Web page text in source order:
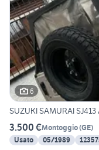
6
SUZUKI SAMURAI SJ413
3.500 €Montoggio(GE)
Usato
05/1989